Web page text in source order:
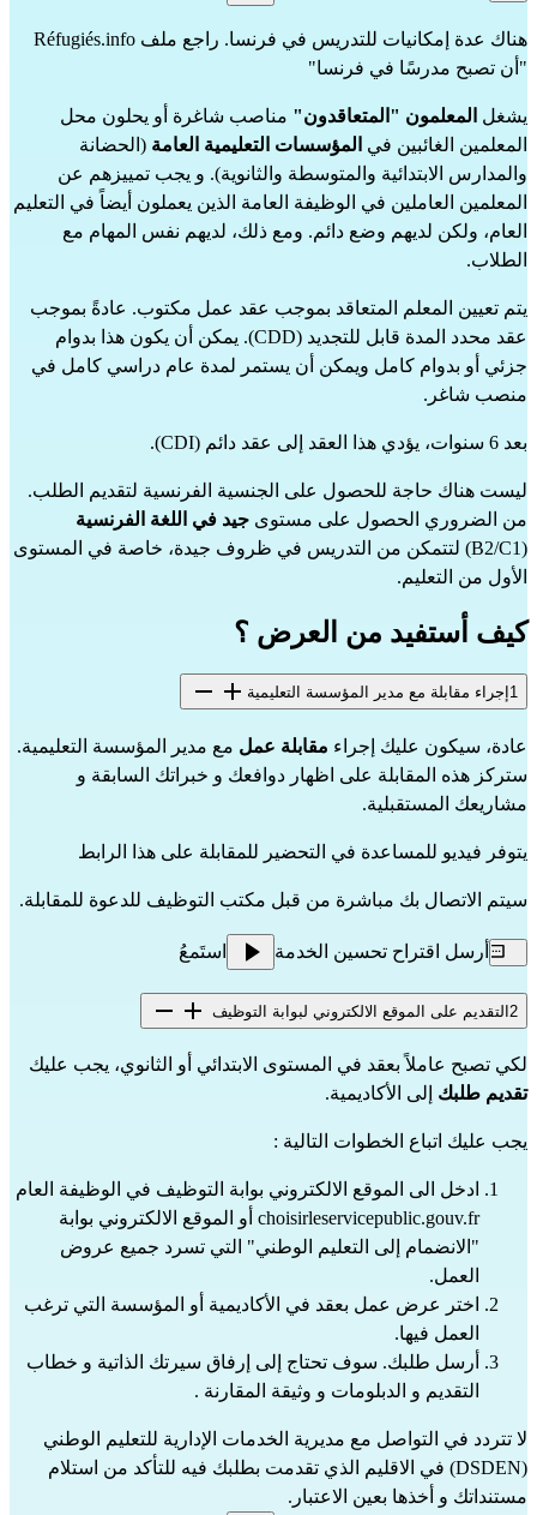
هناك عدة إمكانيات للتدريس في فرنسا. راجع ملف Réfugiés.info
"أن تصبح مدرسًا في فرنسا"
يشغل المعلمون "المتعاقدون"
المعلمين الغائبين في المؤسسات التعليمية العامة
والمدارس الابتدائية والمتوسطة والثانوية). و يجب تمييزهم عن
المعلمين العاملين في الوظيفة العامة
الطلاب.
منصب شاغر.
بعد 6 سنوات، يؤدي هذا العقد إلى عقد دائم (CDI).
ليست هناك حاجة للحصول على الجنسية الفرنسية لتقديم الطلب.
من الضروري الحصول على مستوى جيد في اللغة الفرنسية
الأول من التعليم.
كيف أستفيد من العرض ؟
1 إجراء مقابلة مع مدير المؤسسة التعليمية
عادة، سيكون عليك إجراء مقابلة عمل
مشاريعك المستقبلية.
يتوفر فيديو للمساعدة في التحضير للمقابلة على هذا الرابط
سيتم الاتصال بك مباشرة من قبل مكتب التوظيف للدعوة للمقابلة.
أرسل اقتراح تحسين الخدمة استَمعُ
2التقديم على الموقع الالكتروني لبوابة التوظيف
لكي تصبح عاملاً بعقد في المستوى الابتدائي أو الثانوي، يجب عليك
تقديم طلبك إلى الأكاديمية.
يجب عليك اتباع الخطوات التالية :
ادخل الى الموقع الالكتروني بوابة التوظيف في الوظيفة العام
choisirleservicepublic.gouv.fr أو الموقع الالكتروني بوابة
"الانضمام إلى التعليم الوطني"
العمل.
العمل فيها.
التقديم و الدبلومات و وثيقة المقارنة .
لا تتردد في التواصل مع
(DSDEN)
مستنداتك و أخذها بعين الاعتبار.